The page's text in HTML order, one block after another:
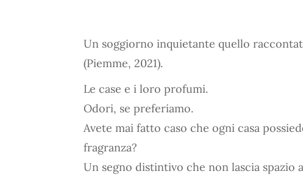
Un soggiorno inquietante quello
(Piemme, 2021).
Le case e i loro profumi.
Odori, se preferiamo.
Avete mai fatto caso che ogni casa
fragranza?
Un segno distintivo che non lascia spazio